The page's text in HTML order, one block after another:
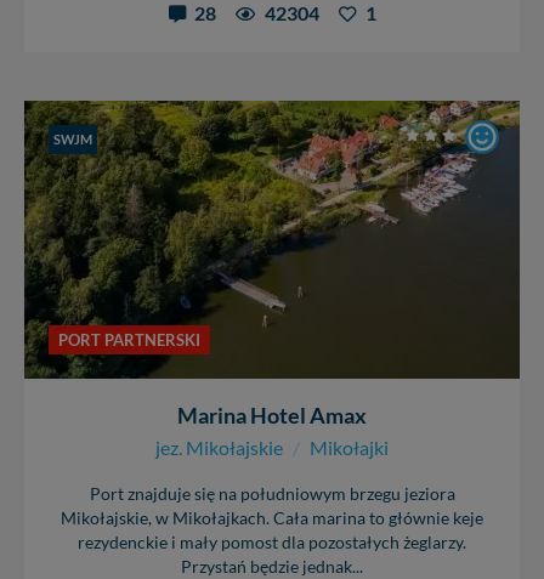
28
42304 1
SWJM
PORT PARTNERSKI
Marina Hotel Amax
jez. Mikołajskie / Mikołajki
Port znajduje się na południowym brzegu jeziora
Mikołajskie, w Mikołajkach. Cała marina to głównie keje
rezydenckie i mały pomost dla pozostałych żeglarzy.
Przystań będzie jednak...